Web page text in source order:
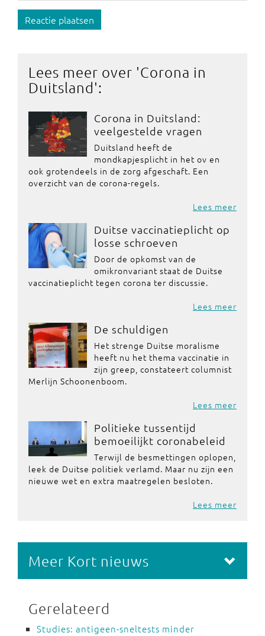
Reactie plaatsen
Lees meer over 'Corona in
Duitsland':
Corona in Duitsland:
veelgestelde vragen
Duitsland heeft de
mondkapjesplicht in het ov en
ook grotendeels in de zorg afgeschaft. Een
overzicht van de corona-regels.
Lees meer
Duitse vaccinatieplicht op
losse schroeven
Door de opkomst van de
omikronvariant staat de Duitse
vaccinatieplicht tegen corona ter discussie.
Lees meer
De schuldigen
Het strenge Duitse moralisme
heeft nu het thema vaccinatie in
zijn greep, constateert columnist
Merlijn Schoonenboom.
Lees meer
Politieke tussentijd
bemoeilijkt coronabeleid
Terwijl de besmettingen oplopen,
leek de Duitse politiek verlamd. Maar nu zijn een
nieuwe wet en extra maatregelen besloten.
Lees meer
Meer Kort nieuws
Gerelateerd
Studies: antigeen-sneltests minder